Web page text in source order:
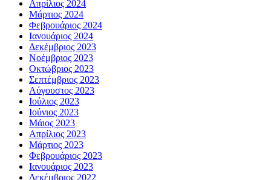
Απρίλιος 2024
Μάρτιος 2024
Φεβρουάριος 2024
Ιανουάριος 2024
Δεκέμβριος 2023
Νοέμβριος 2023
Οκτώβριος 2023
Σεπτέμβριος 2023
Αύγουστος 2023
Ιούλιος 2023
Ιούνιος 2023
Μάιος 2023
Απρίλιος 2023
Μάρτιος 2023
Φεβρουάριος 2023
Ιανουάριος 2023
Δεκέμβριος 2022